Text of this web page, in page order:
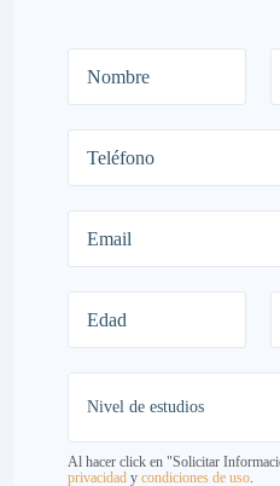
Al hacer click en "Solicitar
privacidadycondiciones de uso